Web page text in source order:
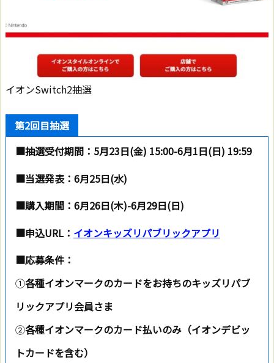
イオンSwitch2抽選
第2回目抽選
■抽選受付期間：5月23日(金) 15:00-6月1日(日) 19:59
■当選発表： 6月25日(水)
■購入期間： 6月26日(木)-6月29日(日)
■申込URL： イオンキッズリパブリックアプリ
■応募条件：
①各種イオンマークのカードをお持ちのキッズリパブ
リックアプリ会員さま
②各種イオンマークのカード払いのみ（イオンデビッ
トカードを含む）